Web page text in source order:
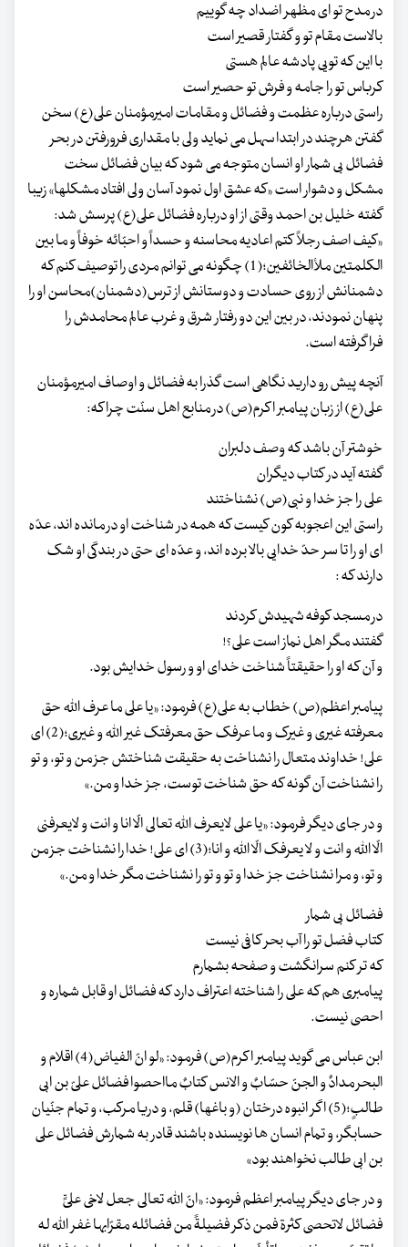
در مدح تو ای مظهر اضداد چه گوییم
بالاست مقام تو و گفتار قصیر است
با این که تویی پادشه عالم هستی
کرباس تو را جامه و فرش تو حصیر است
راستی درباره عظمت و فضائل و مقامات امیرمؤمنان علی(ع) سخن
گفتن هرچند در ابتدا سهل می نماید ولی با مقداری فرورفتن در بحر
فضائل بی شمار او انسان متوجه می شود که بیان فضائل سخت
مشکل و دشوار است «که عشق اول نمود آسان ولی افتاد مشکلها» زیبا
گفته خلیل بن احمد وقتی از او درباره فضائل علی(ع) پرسش شد:
«کیف اصف رجلاً کتم اعادیه محاسنه و حسداً و احبّائه خوفاً و ما بین
الکلمتین ملأالخائفین؛(1) چگونه می توانم مردی را توصیف کنم که
دشمنانش از روی حسادت و دوستانش از ترس(دشمنان)محاسن او را
پنهان نمودند، در بین این دو رفتار شرق و غرب عالم محامدش را
فراگرفته است.
آنچه پیش رو دارید نگاهی است گذرا به فضائل و اوصاف امیرمؤمنان
علی(ع) از زبان پیامبر اکرم(ص) در منابع اهل سنّت چرا که:
خوشتر آن باشد که وصف دلبران
گفته آید در کتاب دیگران
علی را جز خدا و نبی(ص) نشناختند
راستی این اعجوبه کون کیست که همه در شناخت او در مانده اند، عدّه
ای او را تا سر حدّ خدایی بالا برده اند، و عدّه ای حتی در بندگی او شک
دارند که :
در مسجد کوفه شهیدش کردند
گفتند مگر اهل نماز است علی؟!
و آن که او را حقیقتاً شناخت خدای او و رسول خدایش بود.
پیامبر اعظم(ص) خطاب به علی(ع) فرمود: «یا علی ما عرف اللّه حق
معرفته غیری و غیرک و ما عرفک حق معرفتک غیر اللّه و غیری؛(2) ای
علی! خداوند متعال را نشناخت به حقیقت شناختش جز من و تو، و تو
را نشناخت آن گونه که حق شناخت توست، جز خدا و من.»
و در جای دیگر فرمود: «یا علی لایعرف اللّه تعالی الّا انا و انت و لایعرفنی
الّا اللّه و انت و لا یعرفک الّا اللّه و انا؛(3) ای علی! خدا را نشناخت جز من
و تو، و مرا نشناخت جز خدا و تو و تو را نشناخت مگر خدا و من.»
فضائل بی شمار
کتاب فضل تو را آب بحر کافی نیست
که تر کنم سرانگشت و صفحه بشمارم
پیامبری هم که علی را شناخته اعتراف دارد که فضائل او قابل شماره و
احصی نیست.
ابن عباس می گوید پیامبر اکرم(ص) فرمود: «لو انّ الفیاض(4) اقلام و
البحر مدادٌ و الجنّ حسّابٌ و الانس کتابٌ مااحصوا فضائل علیّ بن ابی
طالبٍ؛(5) اگر انبوه درختان (و باغها) قلم، و دریا مرکب، و تمام جنّیان
حسابگر، و تمام انسان ها نویسنده باشند قادر به شمارش فضائل علی
بن ابی طالب نخواهند بود»
و در جای دیگر پیامبر اعظم فرمود: «انّ اللّه تعالی جعل لاخی علیٍّ
فضائل لاتحصی کثرة فمن ذکر فضیلةً من فضائله مقرّابها غفر اللّه له